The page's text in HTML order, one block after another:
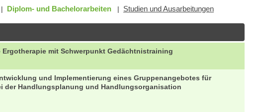
Diplom- und Bachelorarbeiten | Studien und Ausarbeitungen
mit Schwerpunkt Gedächtnistraining
und Implementierung eines Gruppenangebotes für
der Handlungsplanung und Handlungsorganisation